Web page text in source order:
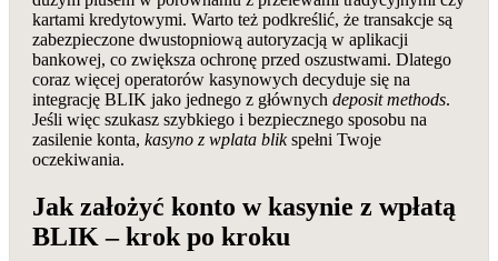
kartami kredytowymi. Warto też podkreślić, że transakcje są
zabezpieczone dwustopniową autoryzacją w aplikacji
bankowej, co zwiększa ochronę przed oszustwami. Dlatego
coraz więcej operatorów kasynowych decyduje się na
integrację BLIK jako jednego z głównych deposit methods.
Jeśli więc szukasz szybkiego i bezpiecznego sposobu na
zasilenie konta, kasyno z wplata blikspełni Twoje
oczekiwania.
Jak założyć konto w kasynie z wpłatą
BLIK – krok po kroku